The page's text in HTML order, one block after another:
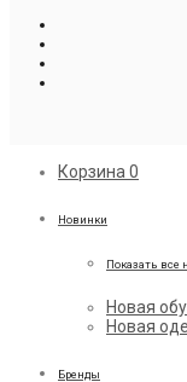
Корзина 0
Новинки
Показать все
Новая
Новая
Бренды